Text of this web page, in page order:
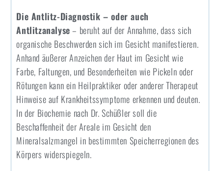
Die Antlitz-Diagnostik – oder auch
Antlitzanalyse– beruht auf der Annahme, dass sich
organische Beschwerden sich im Gesicht manifestieren.
Anhand äußerer Anzeichen der Haut im Gesicht wie
Farbe, Faltungen, und Besonderheiten wie Pickeln oder
Rötungen kann ein Heilpraktiker oder anderer Therapeut
Hinweise auf Krankheitssymptome erkennen und deuten.
In der Biochemie nach Dr. Schüßler soll die
Beschaffenheit der Areale im Gesicht den
Mineralsalzmangel in bestimmten Speicherregionen des
Körpers widerspiegeln.